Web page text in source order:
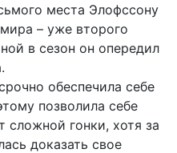
места Элофссону
– уже второго
в сезон он опередил
обеспечила себе
позволила себе
сложной гонки, хотя за
доказать свое